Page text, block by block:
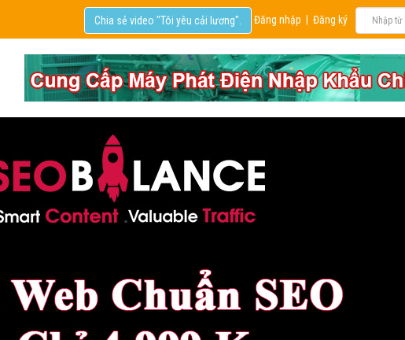
Đăng nhập Đăng ký
Chia sẻ video "Tôi yêu cải lương".